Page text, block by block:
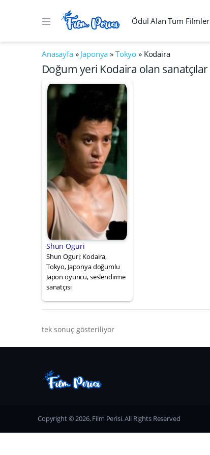
Ödül Alan Tüm Filmler
Anasayfa» Japonya » Tokyo » Kodaira
Doğum yeri Kodaira olan sanatçılar
Shun Oguri
Shun Oguri; Kodaira,
Tokyo, Japonya doğumlu
Japon oyuncu, seslendirme
sanatçısı
tek sonuç gösteriliyor
Copyright © 2026, Film Perisi. All Rights Reserved